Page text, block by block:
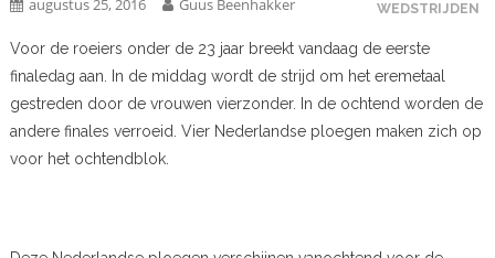
WEDSTRIJDEN
augustus 25, 2016 Guus Beenhakker
Voor de roeiers onder de 23 jaar breekt vandaag de eerste
finaledag aan. In de middag wordt de strijd om het eremetaal
gestreden door de vrouwen vierzonder. In de ochtend worden de
andere finales verroeid. Vier Nederlandse ploegen maken zich op
voor het ochtendblok.